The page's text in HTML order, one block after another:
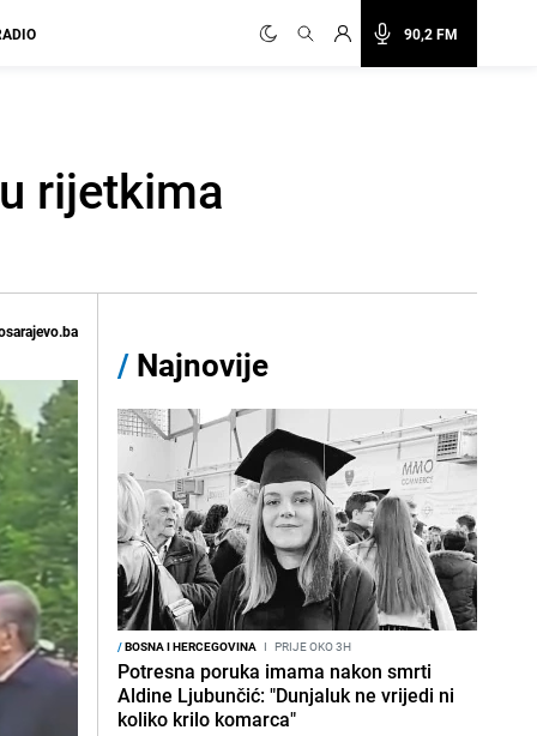
90,2 FM
rijetkima
/ Najnovije
/BOSNA I HERCEGOVINA I PRIJE OKO 3H
Potresna poruka imama nakon smrti
Aldine Ljubunčić: "Dunjaluk ne vrijedi ni
koliko krilo komarca"